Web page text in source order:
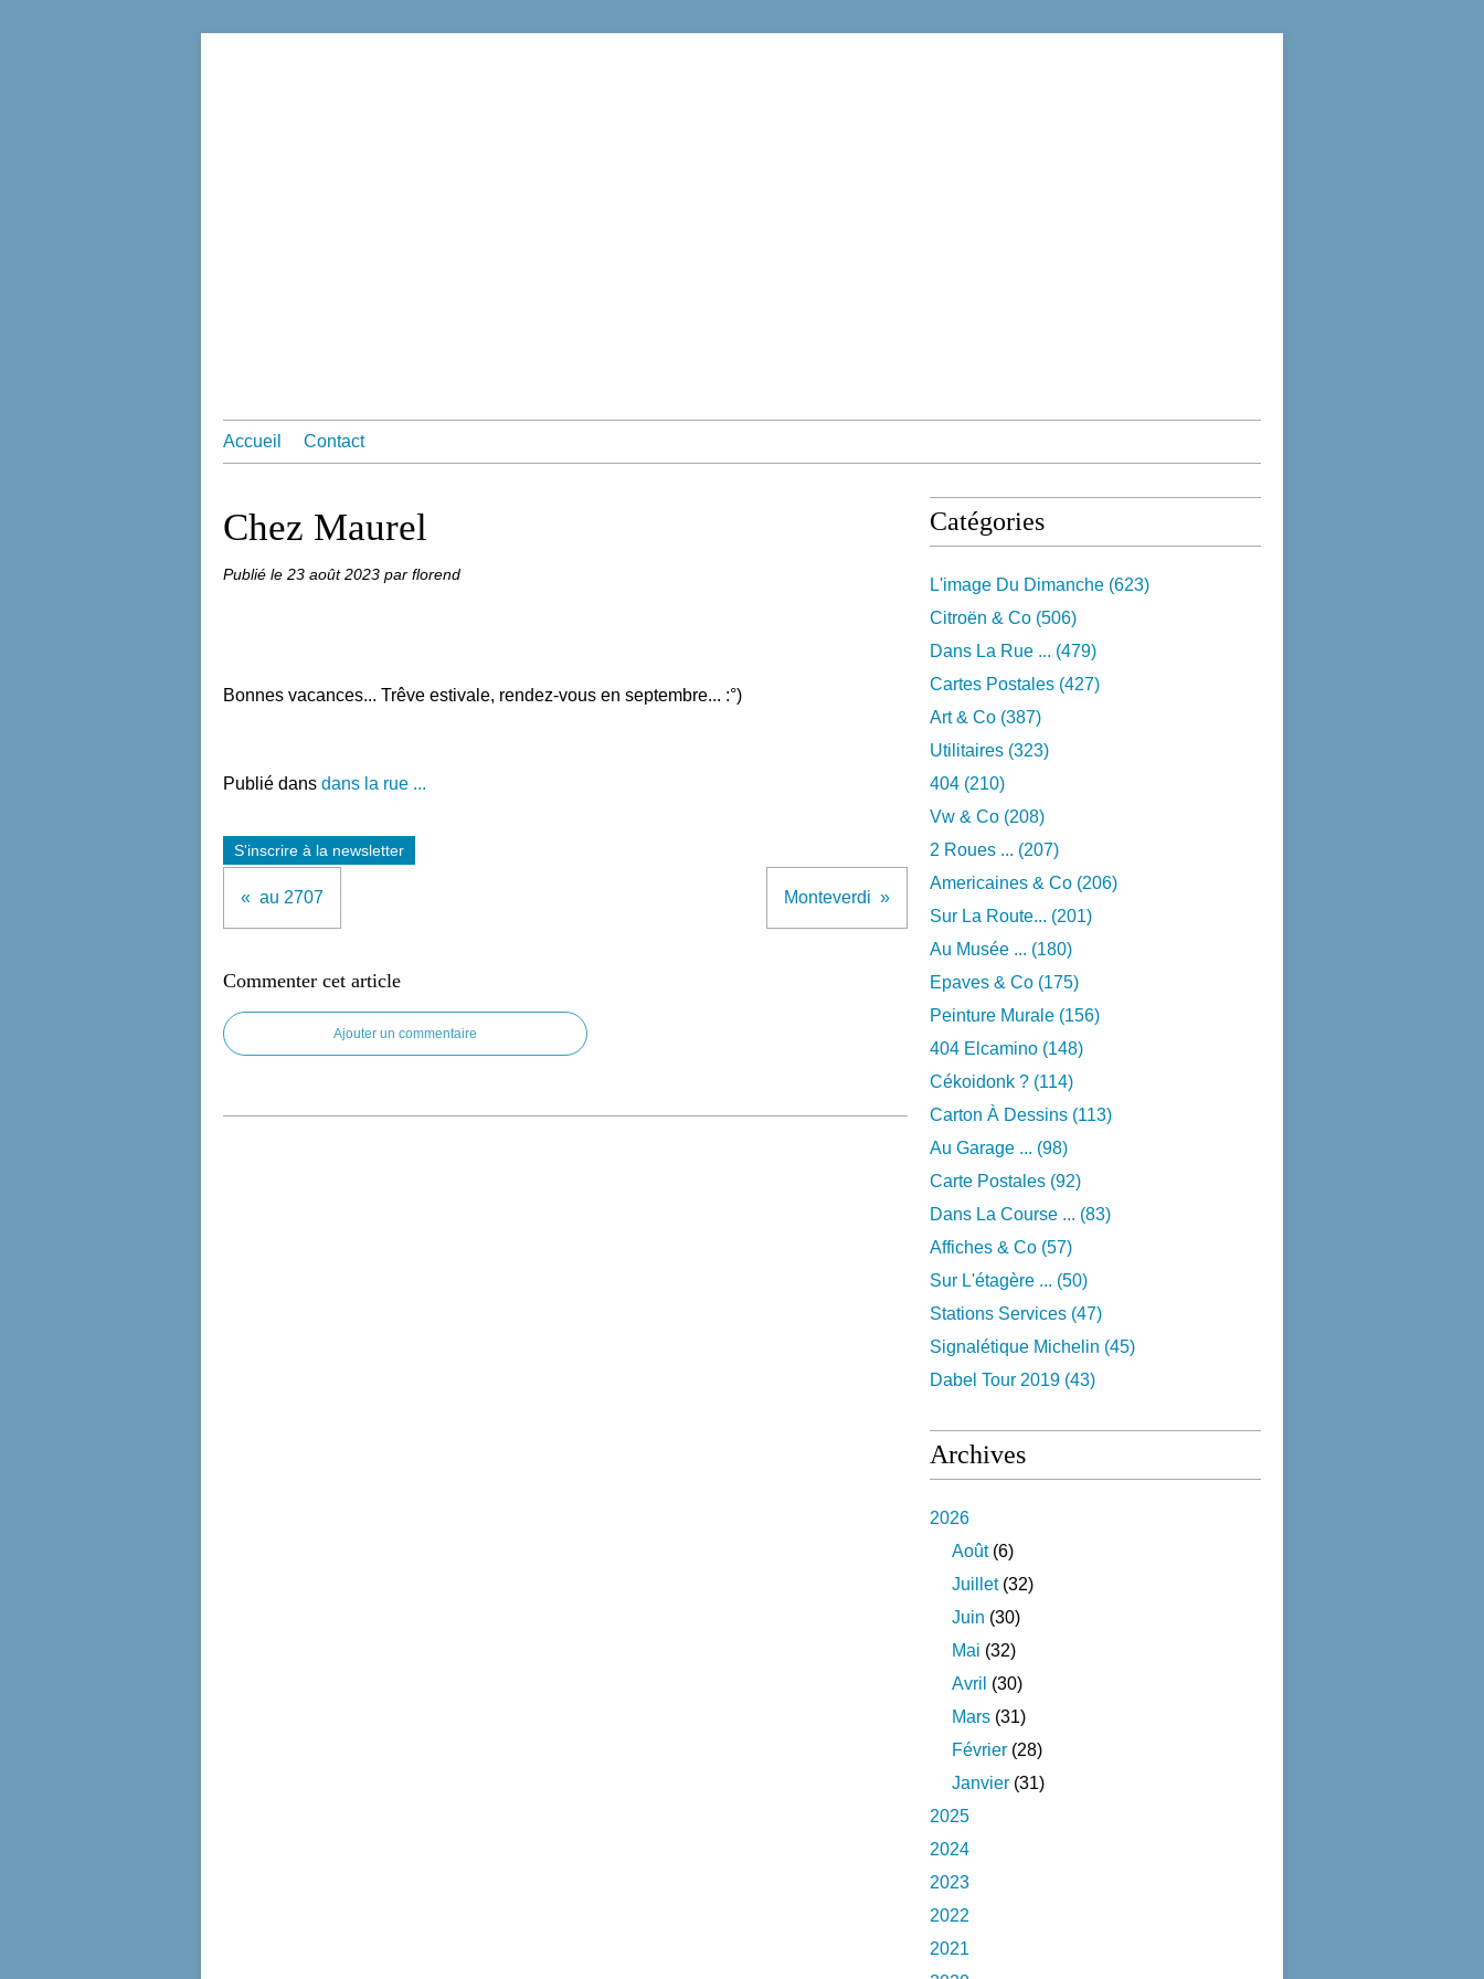
Accueil Contact
Chez Maurel
Publié le 23 août 2023 par florend
Bonnes vacances... Trêve estivale, rendez-vous en septembre... :°)
Publié dans dans la rue ...
S'inscrire à la newsletter
au 2707 Monteverdi
Commenter cet article
Ajouter un commentaire
Catégories
L'image Du Dimanche (623)
Citroën & Co (506)
Dans La Rue ... (479)
Cartes Postales (427)
Art & Co (387)
Utilitaires (323)
404 (210)
Vw & Co (208)
2 Roues ... (207)
Americaines & Co (206)
Sur La Route... (201)
Au Musée ... (180)
Epaves & Co (175)
Peinture Murale (156)
404 Elcamino (148)
Cékoidonk ? (114)
Carton À Dessins (113)
Au Garage ... (98)
Carte Postales (92)
Dans La Course ... (83)
Affiches & Co (57)
Sur L'étagère ... (50)
Stations Services (47)
Signalétique Michelin (45)
Dabel Tour 2019 (43)
Archives
2026
Août(6)
Juillet(32)
Juin (30)
Mai (32)
Avril (30)
Mars (31)
Février (28)
Janvier (31)
2025
2024
2023
2022
2021